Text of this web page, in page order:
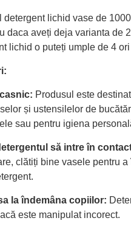
detergent lichid vase de
daca aveți deja varianta de
lichid o puteți umple de 4
Produsul este
și ustensilelor de
sau pentru igiena
să intre în
clătiți bine vasele pentru
la îndemâna copiilor:
este manipulat incorect.